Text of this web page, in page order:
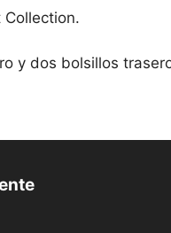
y dos bolsillos